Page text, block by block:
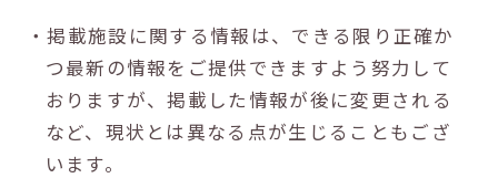
・掲載施設に関する情報は、できる限り正確か
つ最新の情報をご提供できますよう努力して
おりますが、掲載した情報が後に変更される
など、現状とは異なる点が生じることもござ
います。